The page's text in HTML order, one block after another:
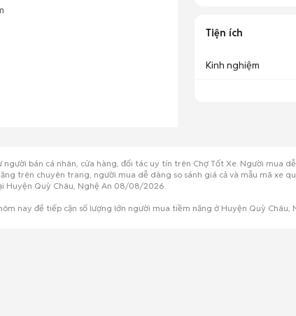
Tiện ích
Kinh nghiệm
bán cá nhân, cửa hàng, đối tác uy tín trên Chợ Tốt Xe. Người mua
trên chuyên trang, người mua dễ dàng so sánh giá cả và mẫu mã xe
Huyện Quỳ Châu, Nghệ An 08/08/2026.
nay để tiếp cận số lượng lớn người mua tiềm năng ở Huyện Quỳ Châu,